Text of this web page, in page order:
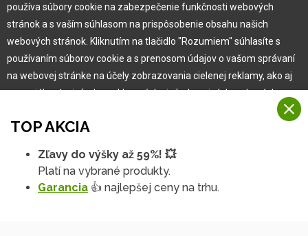
Pre zákazníka
Garancia najlepšej ceny
Užívateľský manuál
Reklamácia
TOP AKCIA
Zľavy do výšky až 59%! 💥
Platí na vybrané produkty.
Garancia 👍 najlepšej ceny na trhu.
používa súbory cookie na zabezpečenie funkčnosti webových
stránok a s vaším súhlasom na prispôsobenie obsahu našich
webových stránok. Kliknutím na tlačidlo "Rozumiem" súhlasíte s
používaním súborov cookie a s prenosom údajov o vašom správaní
na webovej stránke na účely zobrazovania cielenej reklamy, ako aj
na sociálnych sieťach a reklamných sieťach na iných webových
Viac informácií
Na našich webových stránkach používame niekoľko kategórií
Rozumiem